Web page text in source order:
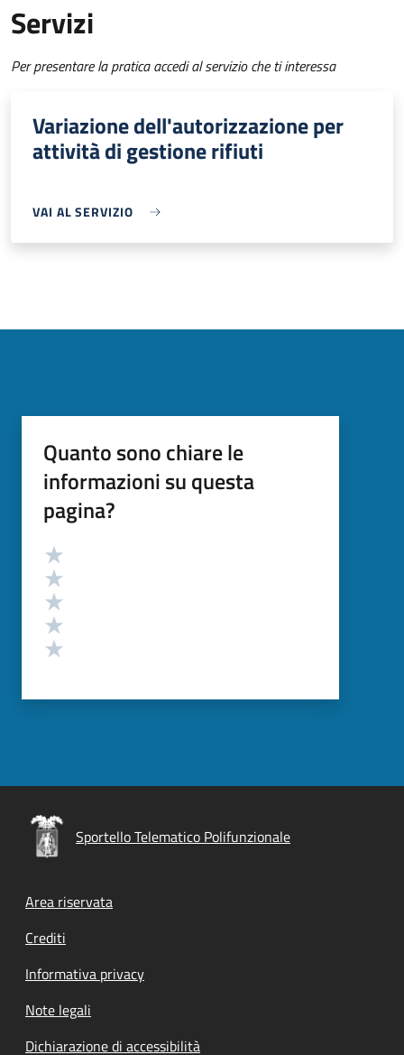
Servizi
Per presentare la pratica accedi al servizio che ti interessa
Variazione dell'autorizzazione per
attività di gestione rifiuti
VAI AL SERVIZIO
Quanto sono chiare le
informazioni su questa
pagina?
Valutazione
Sportello Telematico Polifunzionale
Footer menu
Area riservata
Crediti
Informativa privacy
Note legali
Dichiarazione di accessibilità